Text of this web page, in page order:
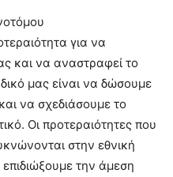
για να
και να αναστραφεί το
μας είναι να δώσουμε
να σχεδιάσουμε το
Οι προτεραιότητες που
στην εθνική
την άμεση